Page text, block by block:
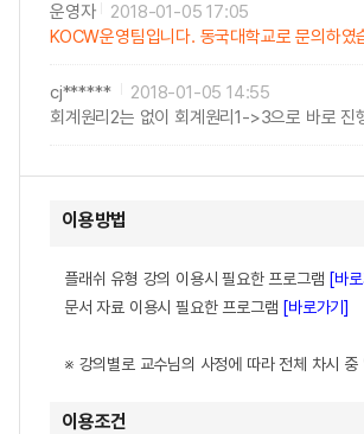
운영자
2018-01-05 17:05
KOCW운영팀입니다. 동국대학교로 문의하
cj******
2018-01-05 14:55
회계원리2는 없이 회계원리1->3으로 바로 진
이용방법
플래쉬 유형 강의 이용시 필요한 프로그램 [바
문서 자료 이용시 필요한 프로그램 [바로가기]
※ 강의별로 교수님의 사정에 따라 전체 차시
이용조건